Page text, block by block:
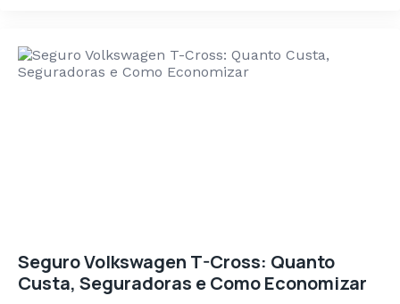
Seguro Volkswagen T-Cross: Quanto
Custa, Seguradoras e Como Economizar